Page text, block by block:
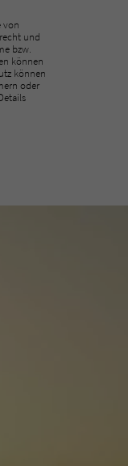
von
und
bzw.
können
können
oder